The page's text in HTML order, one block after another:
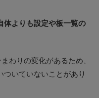
体よりも設定や板一覧の
わりの変化があるため、
いていないことがあり